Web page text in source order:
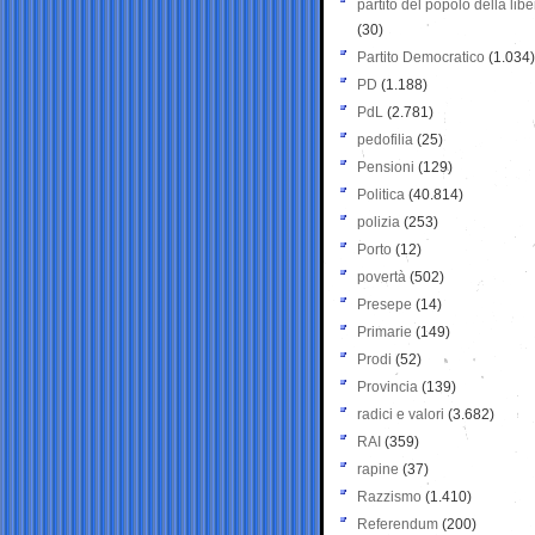
partito del popolo della
(30)
Partito Democratico (1.034)
PD (1.188)
PdL (2.781)
pedofilia (25)
Pensioni (129)
Politica (40.814)
polizia (253)
Porto (12)
povertà (502)
Presepe (14)
Primarie (149)
Prodi (52)
Provincia (139)
radici e valori (3.682)
RAI (359)
rapine (37)
Razzismo (1.410)
Referendum (200)